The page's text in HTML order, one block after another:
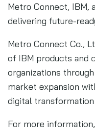
Metro Connect, IBM,
delivering future-
Metro Connect Co.,
of IBM products and
organizations
market expansion
digital
For more